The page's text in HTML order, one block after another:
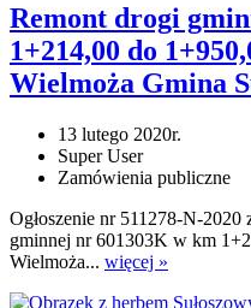
Remont drogi
1+214,00 do
Wielmoża Gmina
13 lutego 2020r.
Super User
Zamówienia publiczne
Ogłoszenie nr 511278-N-
gminnej nr 601303K w km
Wielmoża... więcej »